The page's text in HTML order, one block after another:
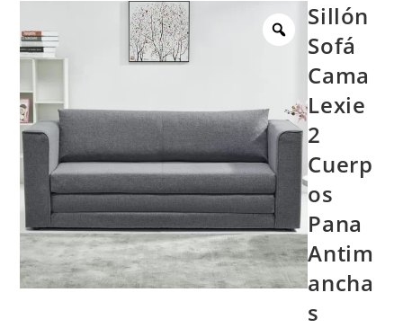
Sillón
Sofá
Cama
Lexie
2
Cuerp
os
Pana
Antim
ancha
s